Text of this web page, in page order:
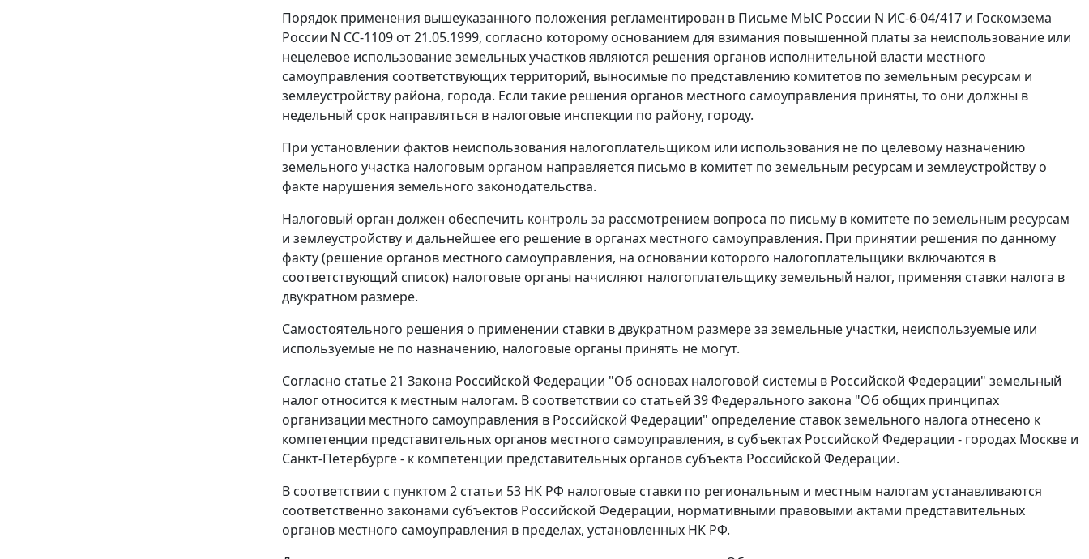
Порядок применения вышеуказанного положения регламентирован в Письме МЫС России N ИС-6-04/417 и Госкомзема
России N СС-1109 от 21.05.1999, согласно которому основанием для взимания повышенной платы за неиспользование или
нецелевое использование земельных участков являются решения органов исполнительной власти местного
самоуправления соответствующих территорий, выносимые по представлению комитетов по земельным ресурсам и
землеустройству района, города. Если такие решения органов местного самоуправления приняты, то они должны в
недельный срок направляться в налоговые инспекции по району, городу.
При установлении фактов неиспользования налогоплательщиком или использования не по целевому назначению
земельного участка налоговым органом направляется письмо в комитет по земельным ресурсам и землеустройству о
факте нарушения земельного законодательства.
Налоговый орган должен обеспечить контроль за рассмотрением вопроса по письму в комитете по земельным ресурсам
и землеустройству и дальнейшее его решение в органах местного самоуправления. При принятии решения по данному
факту (решение органов местного самоуправления, на основании которого налогоплательщики включаются в
соответствующий список) налоговые органы начисляют налогоплательщику земельный налог, применяя ставки налога в
двукратном размере.
Самостоятельного решения о применении ставки в двукратном размере за земельные участки, неиспользуемые или
используемые не по назначению, налоговые органы принять не могут.
Согласно статье 21 Закона Российской Федерации "Об основах налоговой системы в Российской Федерации" земельный
налог относится к местным налогам. В соответствии со статьей 39Федерального закона "Об общих принципах
организации местного самоуправления в Российской Федерации" определение ставок земельного налога отнесено к
компетенции представительных органов местного самоуправления, в субъектах Российской Федерации - городах Москве и
Санкт-Петербурге - к компетенции представительных органов субъекта Российской Федерации.
В соответствии с пунктом 2 статьи 53 НК РФ налоговые ставки по региональным и местным налогам устанавливаются
соответственно законами субъектов Российской Федерации, нормативными правовыми актами представительных
органов местного самоуправления в пределах, установленных НК РФ.